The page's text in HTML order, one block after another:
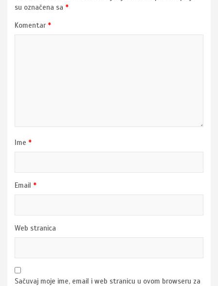
su označena sa *
Komentar *
Ime *
Email *
Web stranica
Sačuvaj moje ime, email i web stranicu u ovom browseru za